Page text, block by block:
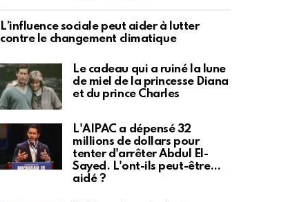
L’influence sociale peut aider à lutter
contre le changement climatique
Le cadeau qui a ruiné la lune
de miel de la princesse Diana
et du prince Charles
L'AIPAC a dépensé 32
millions de dollars pour
tenter d'arrêter Abdul El-
Sayed. L'ont-ils peut-être…
aidé ?